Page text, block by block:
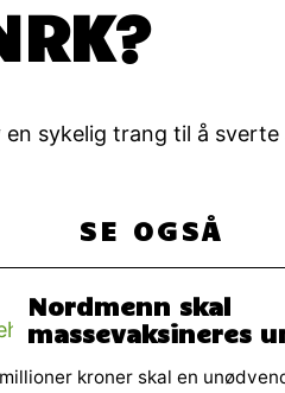
sykelig trang til å
SE OGSÅ
Nordmenn skal
massevaksineres
kroner skal en